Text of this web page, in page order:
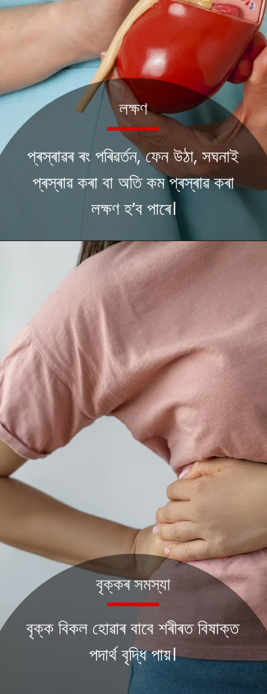
প্ৰস্ৰাৱৰ ৰং পৰিৱৰ্তন, ফেন উঠা, সঘনাই
প্ৰস্ৰাৱ কৰা বা অতি কম প্ৰস্ৰাৱ কৰা
লক্ষণ হ’ব পাৰে।
লক্ষণ
বৃক্ক বিকল হোৱাৰ বাবে শৰীৰত বিষাক্ত
পদাৰ্থ বৃদ্ধি পায়।
বৃক্কৰ সমস্যা